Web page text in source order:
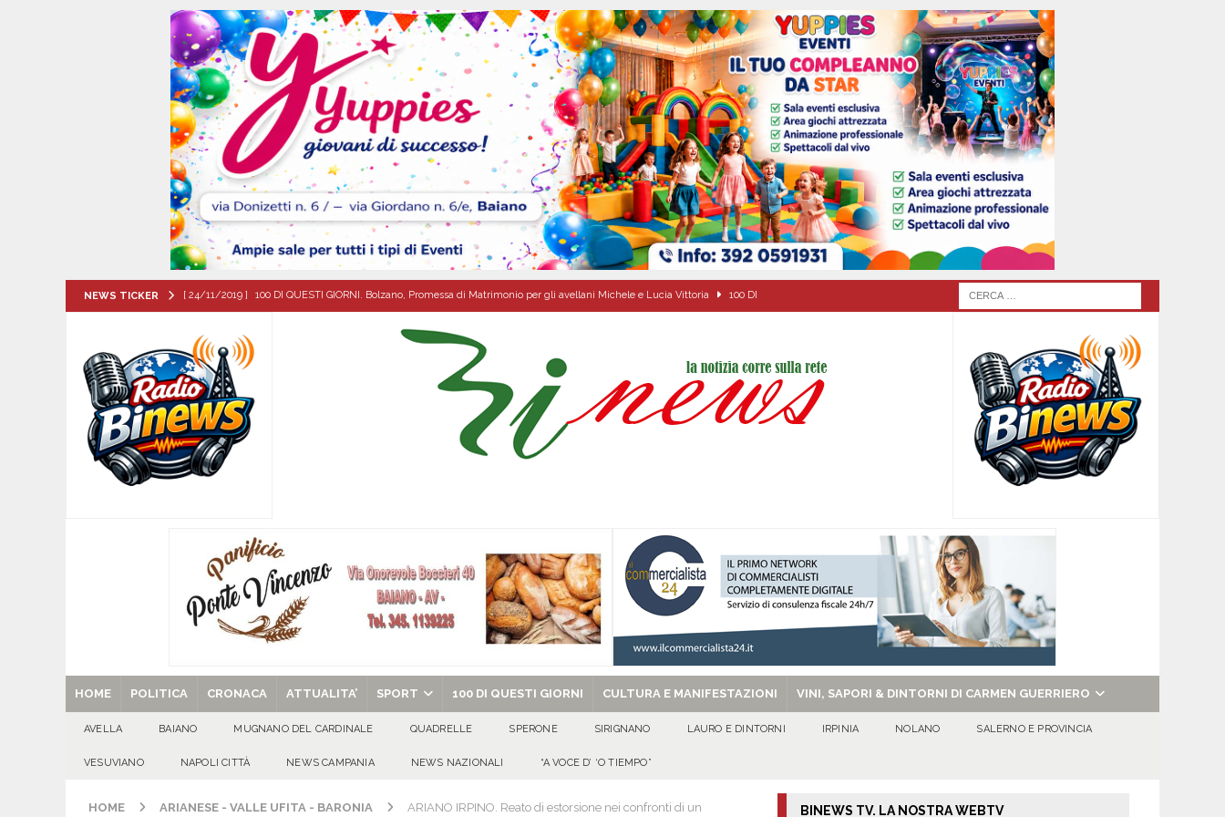
NEWS TICKER [ 24/11/2019 ] 100 DI QUESTI GIORNI. Bolzano, Promessa di Matrimonio per gli avellani Michele e Lucia Vittoria 100 DI
[ 08/08/2026 ] Quadrelle in Festa: Tutto pronto per i solenni festeggiamenti in onore di San Giovanni Battista 2026!
EVIDENZA
[ 08/08/2026 ] Mugnano del Cardinale, “Puparuolo” dal 1948: da Saverio ai figli Francesco e Giuseppe, la storia continua
ATTUALITA'
[ 08/08/2026 ]
[ 08/08/2026 ] Nola. Controlli dei carabinieri alle agenzie funebri. Due attività chiuse e tre persone denunciate
[ 29/08/2025 ] SANT’Oggi. Venerdì 29 agosto la chiesa celebra il Martirio di san Giovanni Battista e santa Sabina EVIDENZA
HOME POLITICA CRONACA ATTUALITA’ SPORT 100 DI QUESTI GIORNI CULTURA E MANIFESTAZIONI VINI, SAPORI & DINTORNI DI CARMEN GUERRIERO
AVELLA BAIANO MUGNANO DEL CARDINALE QUADRELLE SPERONE SIRIGNANO LAURO E DINTORNI IRPINIA NOLANO SALERNO E PROVINCIA
VESUVIANO NAPOLI CITTÀ NEWS CAMPANIA NEWS NAZIONALI “A VOCE D’ ‘O TIEMPO”
HOME ARIANESE - VALLE UFITA - BARONIA ARIANO IRPINO. Reato di estorsione nei confronti di un BINEWS TV. LA NOSTRA WEBTV